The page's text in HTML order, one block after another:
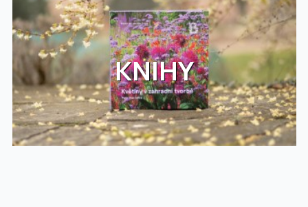
KNIHY